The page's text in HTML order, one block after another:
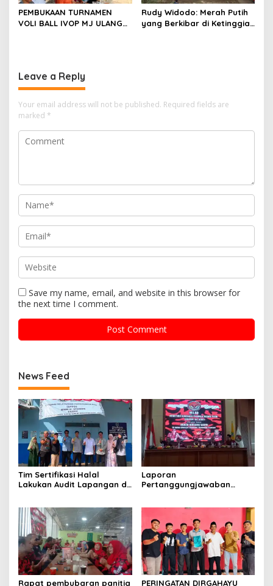
PEMBUKAAN TURNAMEN
VOLI BALL IVOP MJ ULANG
Rudy Widodo: Merah Putih
yang Berkibar di Ketinggian
Leave a Reply
Your email address will not be published. Required fields are
marked *
Save my name, email, and website in this browser for
the next time I comment.
News Feed
Tim Sertifikasi Halal
Lakukan Audit Lapangan di
Laporan
Pertanggungjawaban
Resmi Ditutup
Rapat pembubaran panitia
PERINGATAN DIRGAHAYU